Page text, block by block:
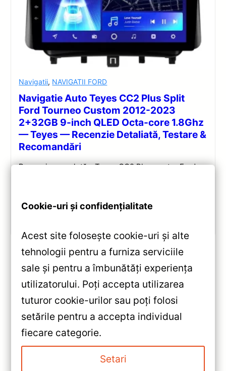
Navigatii, NAVIGATII FORD
Navigatie Auto Teyes CC2 Plus Split
Ford Tourneo Custom 2012-2023
2+32GB 9-inch QLED Octa-core 1.8Ghz
— Teyes — Recenzie Detaliată, Testare &
Recomandări
Recenzie completă a Teyes CC2 Plus pentru Ford
«Navigație Auto Teyes CC3 360°
(Honda HR-V 2015-2022) —
Recenzie Detaliată, Testare &
Recomandări
Navigație Teyes CC3 Ford
EcoSport 4+64GB 9″ QLED —
Cookie-uri și confidențialitate
Acest site folosește cookie-uri și alte
tehnologii pentru a furniza serviciile
sale și pentru a îmbunătăți experiența
utilizatorului. Poți accepta utilizarea
tuturor cookie-urilor sau poți folosi
setările pentru a accepta individual
fiecare categorie.
Setari